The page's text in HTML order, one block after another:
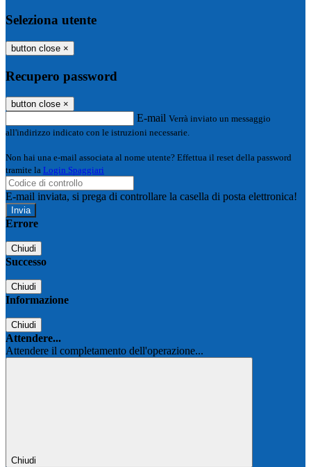
Seleziona utente
button close ×
Recupero password
button close ×
E-mail Verrà inviato un messaggio
all'indirizzo indicato con le istruzioni necessarie.
Non hai una e-mail associata al nome utente? Effettua il reset della password
tramite la Login Spaggiari
E-mail inviata, si prega di controllare la casella di posta elettronica!
Errore
Chiudi
Successo
Chiudi
Informazione
Chiudi
Attendere...
Attendere il completamento dell'operazione...
Chiudi